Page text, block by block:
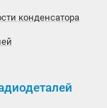
конденсатора